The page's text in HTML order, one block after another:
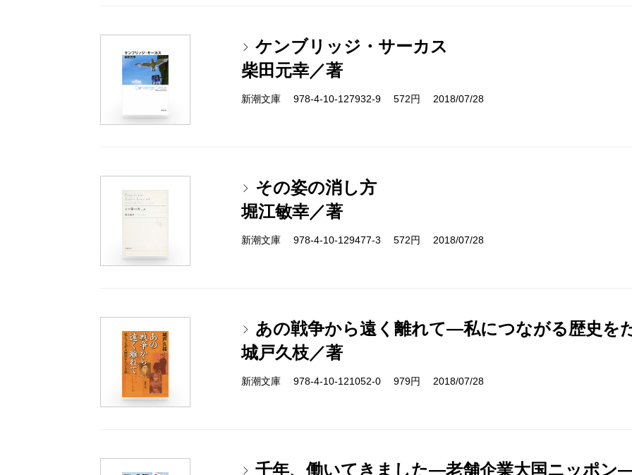
ケンブリッジ・サーカス
柴田元幸／著
新潮文庫 978-4-10-127932-9 572円 2018/07/28
その姿の消し方
堀江敏幸／著
新潮文庫 978-4-10-129477-3 572円 2018/07/28
あの戦争から遠く離れて―私につながる歴史を
城戸久枝／著
新潮文庫 978-4-10-121052-0 979円 2018/07/28
千年、働いてきました―老舗企業大国ニッポン